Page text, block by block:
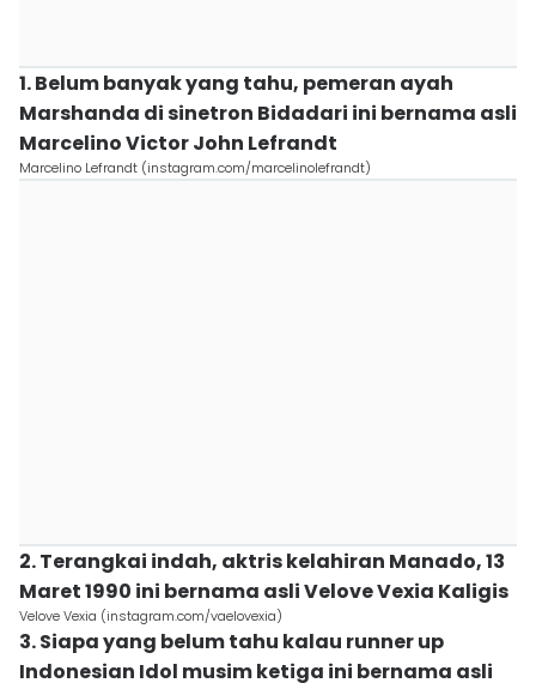
1. Belum banyak yang tahu, pemeran ayah
Marshanda di sinetron Bidadari ini bernama asli
Marcelino Victor John Lefrandt
Marcelino Lefrandt (instagram.com/marcelinolefrandt)
2. Terangkai indah, aktris kelahiran Manado, 13
Maret 1990 ini bernama asli Velove Vexia Kaligis
Velove Vexia (instagram.com/vaelovexia)
3. Siapa yang belum tahu kalau runner up
Indonesian Idol musim ketiga ini bernama asli